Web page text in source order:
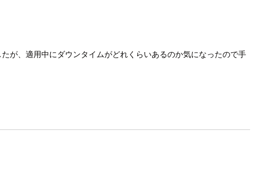
が、適用中にダウンタイムがどれくらいあるのか気になったので手